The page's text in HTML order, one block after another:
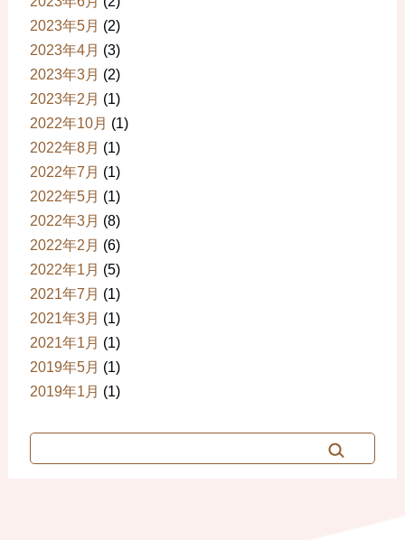
2023年5月 (2)
2023年4月 (3)
2023年3月 (2)
2023年2月 (1)
2022年10月 (1)
2022年8月 (1)
2022年7月 (1)
2022年5月 (1)
2022年3月 (8)
2022年2月 (6)
2022年1月 (5)
2021年7月 (1)
2021年3月 (1)
2021年1月 (1)
2019年5月 (1)
2019年1月 (1)